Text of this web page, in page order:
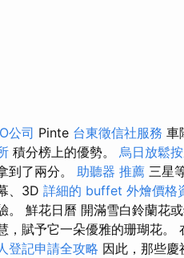
公司 Pinte 台東徵信社服務 車
積分榜上的優勢。 烏日放鬆
到了兩分。 助聽器 推薦 三星
、3D 詳細的 buffet 外燴價格
。 鮮花日曆 開滿雪白鈴蘭花
，賦予它一朵優雅的珊瑚花。
登記申請全攻略 因此，那些慶